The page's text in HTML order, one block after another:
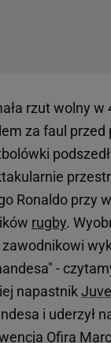
rzut wolny w
za faul przed
podszedł
Ronaldo przy
rugby.
-
napastnik
i uderzył
Ofira